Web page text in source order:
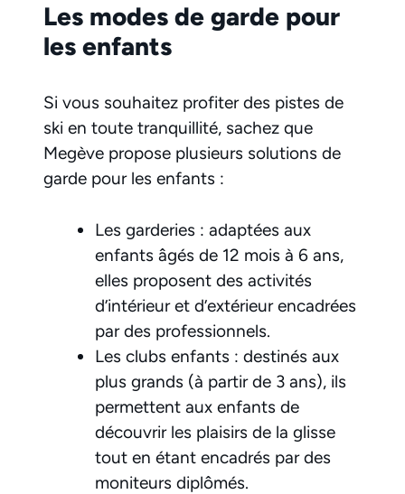
Les modes de garde pour
les enfants
Si vous souhaitez profiter des pistes de
ski en toute tranquillité, sachez que
Megève propose plusieurs solutions de
garde pour les enfants :
Les garderies : adaptées aux
enfants âgés de 12 mois à 6 ans,
elles proposent des activités
d’intérieur et d’extérieur encadrées
par des professionnels.
Les clubs enfants : destinés aux
plus grands (à partir de 3 ans), ils
permettent aux enfants de
découvrir les plaisirs de la glisse
tout en étant encadrés par des
moniteurs diplômés.